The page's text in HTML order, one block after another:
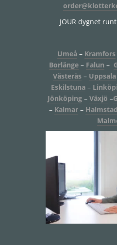
JOUR dygnet
Umeå – Kramfors
Borlänge – Falun –
Västerås– Uppsala
Eskilstuna –
Jönköping – Växjö –
– Kalmar– Halmstad